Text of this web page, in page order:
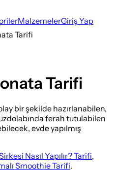
MalzemelerGiriş Yap
Tarifi
Tarifi
bir şekilde hazırlanabilen,
ferah tutulabilen
evde yapılmış
Nasıl Yapılır? Tarifi,
Smoothie Tarifi.